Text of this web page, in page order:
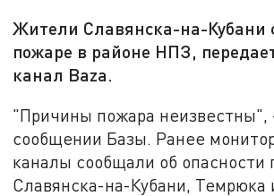
Жители Славянска-на-Кубани
пожаре в районе НПЗ,
канал Baza.
"Причины пожара неизвестны",
сообщении Базы. Ранее
каналы сообщали об
Славянска-на-Кубани, Темрюка